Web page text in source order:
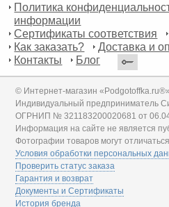
Политика
информации
Сертификаты соответствия
Как заказать?
Доставка и
Контакты
Блог
© Интернет-магазин
Индивидуальный предприниматель
ОГРНИП № 321183200020681 от
Информация на сайте не является
Фотографии товаров могут
Условия обработки персональных
Проверить статус заказа
Гарантия и возврат
Документы и Сертификаты
История бренда